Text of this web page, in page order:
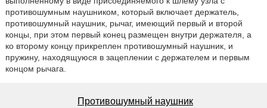
противошумным наушником, который включает держатель,
противошумный наушник, рычаг, имеющий первый и второй
концы, при этом первый конец размещен внутри держателя, а
ко второму концу прикреплен противошумный наушник, и
пружину, находящуюся в зацеплении с держателем и первым
концом рычага.
Противошумный наушник